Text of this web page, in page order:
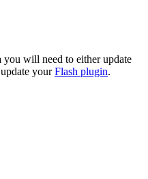
you will need to either update
yourFlash plugin.